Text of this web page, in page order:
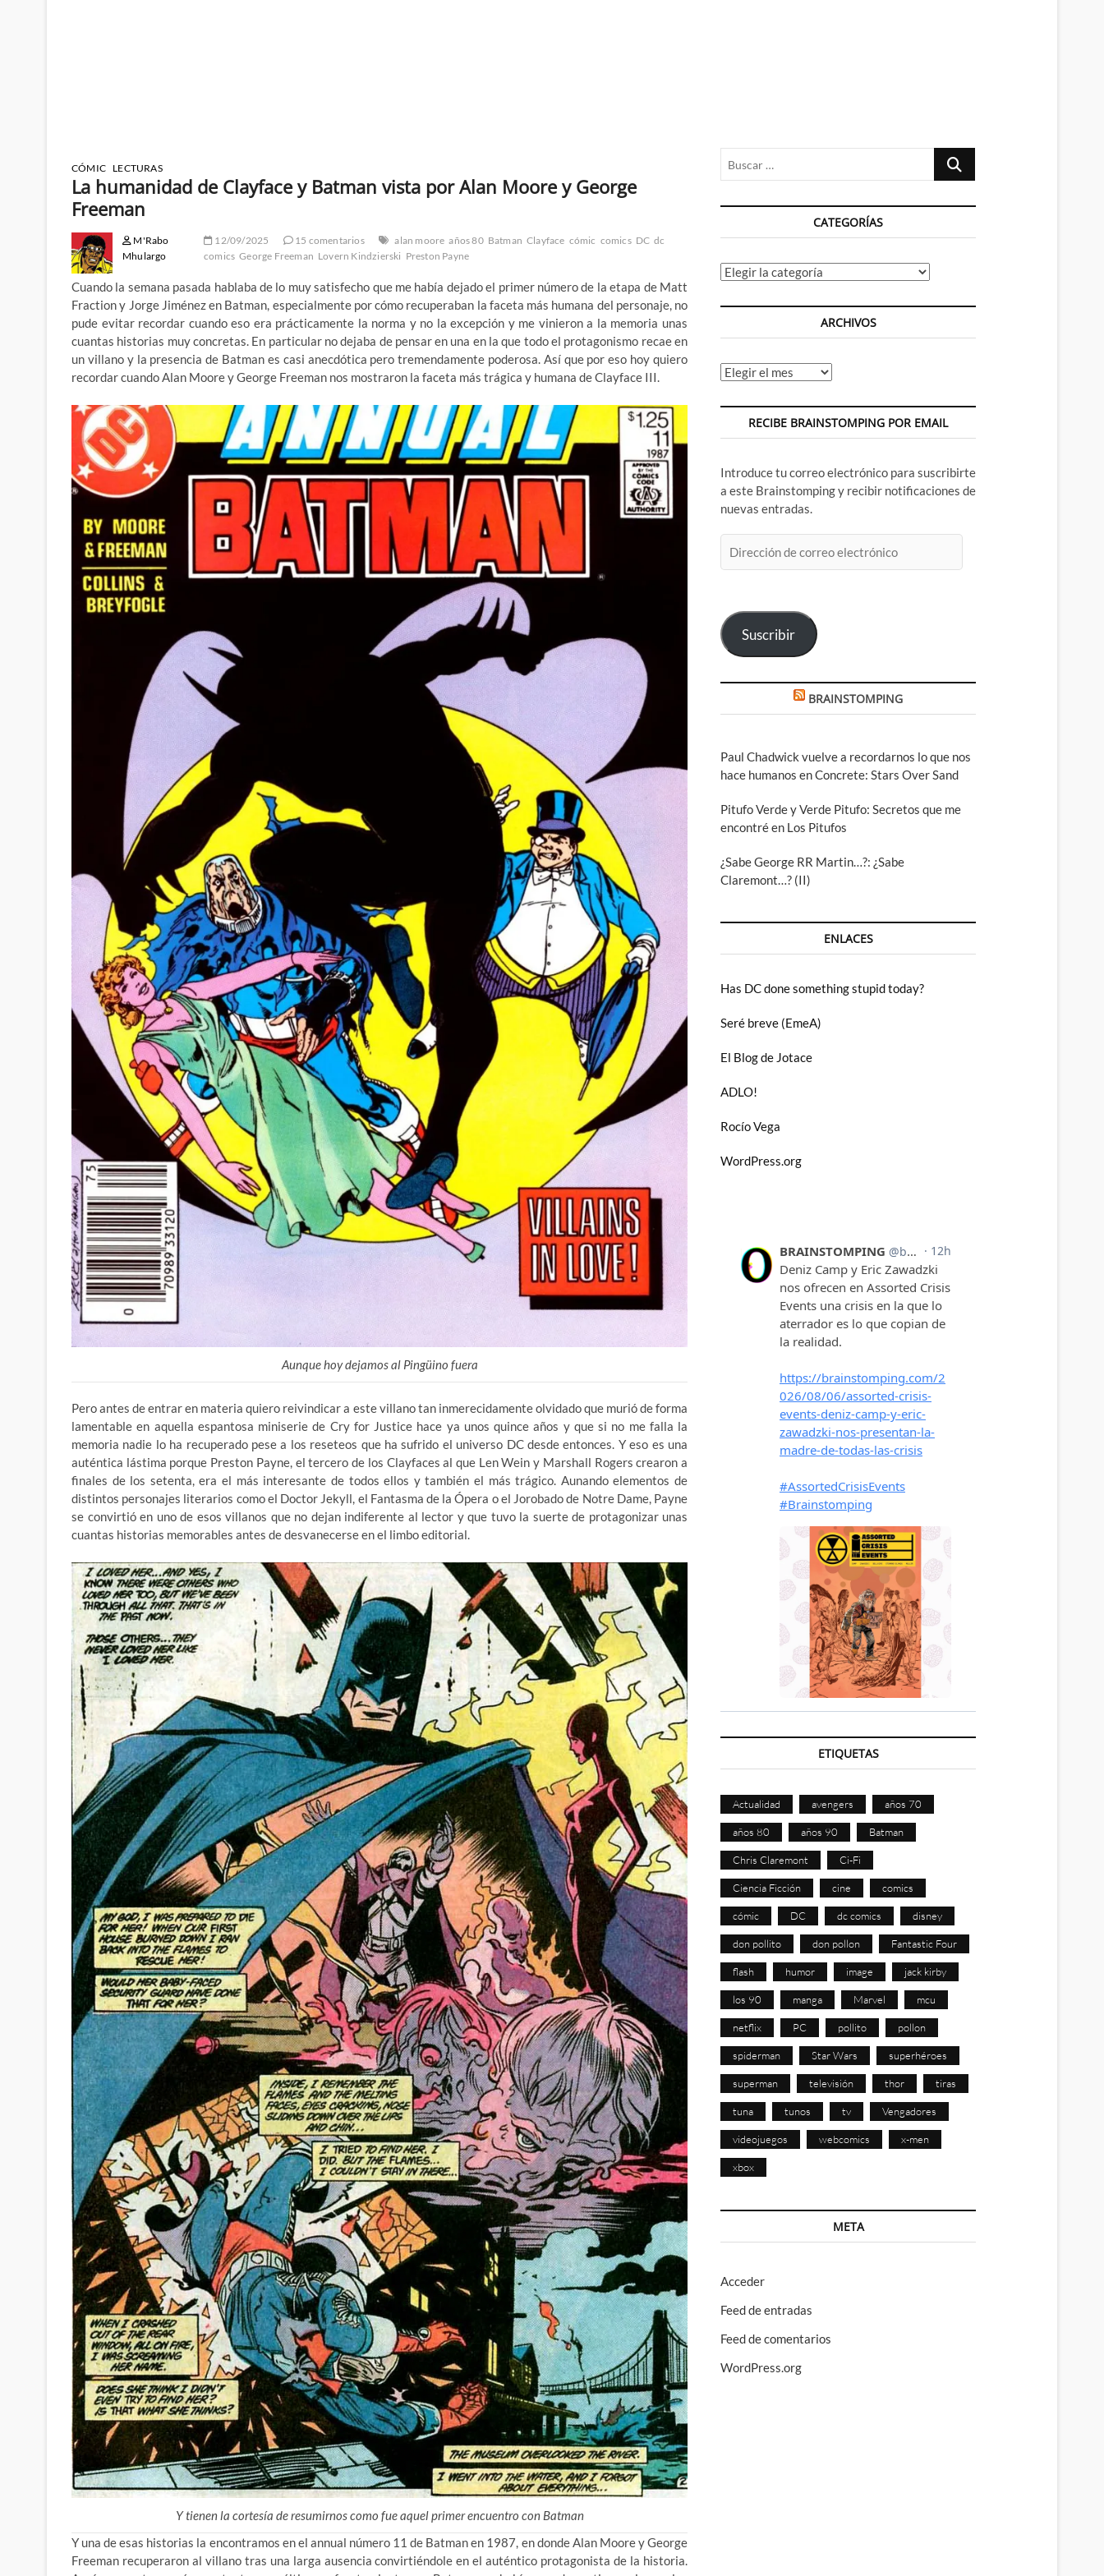
CÓMIC LECTURAS
La humanidad de Clayface y Batman vista por Alan Moore y George
Freeman
M'Rabo
Mhulargo
12/09/2025 15 comentarios alan moore años 80 Batman Clayface cómic comics DC dc
comics George Freeman Lovern Kindzierski Preston Payne
Cuando la semana pasada hablaba de lo muy satisfecho que me había dejado el primer número de la etapa de Matt
Fraction y Jorge Jiménez en Batman, especialmente por cómo recuperaban la faceta más humana del personaje, no
pude evitar recordar cuando eso era prácticamente la norma y no la excepción y me vinieron a la memoria unas
cuantas historias muy concretas. En particular no dejaba de pensar en una en la que todo el protagonismo recae en
un villano y la presencia de Batman es casi anecdótica pero tremendamente poderosa. Así que por eso hoy quiero
recordar cuando Alan Moore y George Freeman nos mostraron la faceta más trágica y humana de Clayface III.
Aunque hoy dejamos al Pingüino fuera
Pero antes de entrar en materia quiero reivindicar a este villano tan inmerecidamente olvidado que murió de forma
lamentable en aquella espantosa miniserie de Cry for Justice hace ya unos quince años y que si no me falla la
memoria nadie lo ha recuperado pese a los reseteos que ha sufrido el universo DC desde entonces. Y eso es una
auténtica lástima porque Preston Payne, el tercero de los Clayfaces al que Len Wein y Marshall Rogers crearon a
finales de los setenta, era el más interesante de todos ellos y también el más trágico. Aunando elementos de
distintos personajes literarios como el Doctor Jekyll, el Fantasma de la Ópera o el Jorobado de Notre Dame, Payne
se convirtió en uno de esos villanos que no dejan indiferente al lector y que tuvo la suerte de protagonizar unas
cuantas historias memorables antes de desvanecerse en el limbo editorial.
Y tienen la cortesía de resumirnos como fue aquel primer encuentro con Batman
Y una de esas historias la encontramos en el annual número 11 de Batman en 1987, en donde Alan Moore y George
Freeman recuperaron al villano tras una larga ausencia convirtiéndole en el auténtico protagonista de la historia.
Buscar
CATEGORÍAS
Categorías
ARCHIVOS
Archivos
RECIBE BRAINSTOMPING POR EMAIL
Introduce tu correo electrónico para suscribirte
a este Brainstomping y recibir notificaciones de
nuevas entradas.
de
Suscribir
BRAINSTOMPING
Paul Chadwick vuelve a recordarnos lo que nos
hace humanos en Concrete: Stars Over Sand
Pitufo Verde y Verde Pitufo: Secretos que me
encontré en Los Pitufos
¿Sabe George RR Martin…?: ¿Sabe
Claremont…? (II)
ENLACES
Has DC done something stupid today?
Seré breve (EmeA)
El Blog de Jotace
ADLO!
Rocío Vega
WordPress.org
ETIQUETAS
Actualidad avengers años 70
años 80 años 90 Batman
Chris Claremont Ci-Fi
Ciencia Ficción cine comics
cómic DC dc comics disney
don pollito don pollon Fantastic Four
flash humor image jack kirby
los 90 manga Marvel mcu
netflix PC pollito pollon
spiderman Star Wars superhéroes
superman televisión thor tiras
tuna tunos tv Vengadores
videojuegos webcomics x-men
xbox
META
Acceder
Feed de entradas
Feed de comentarios
WordPress.org